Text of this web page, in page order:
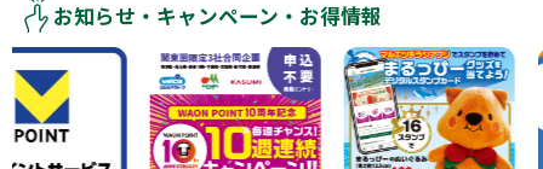
お知らせ・キャンペーン・お得情報